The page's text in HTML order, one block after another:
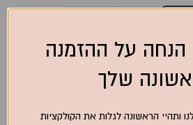
קבלי 15% הנחה על ההזמנה
שלך
ותהיי הראשונה לגלות את הקולקציות